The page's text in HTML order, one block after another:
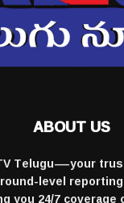
ABOUT US
Telugu—your
level
you 24/7